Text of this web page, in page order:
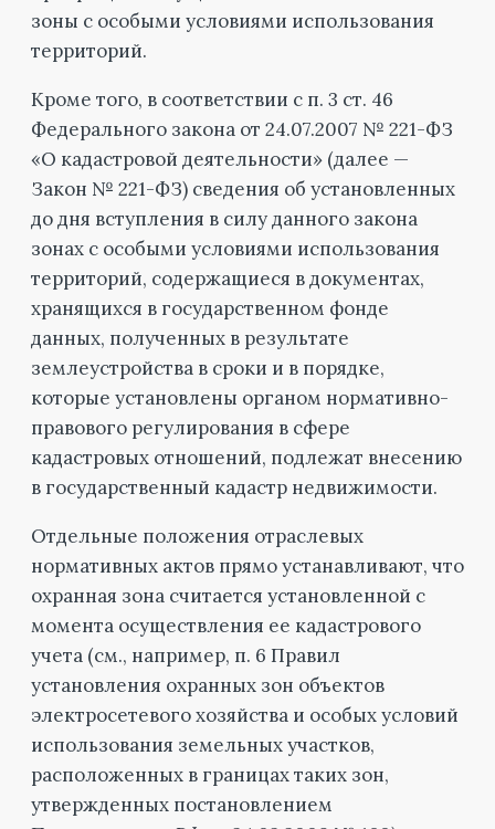
зоны с особыми условиями использования
территорий.
Кроме того, в соответствии с п. 3 ст. 46
Федерального закона от 24.07.2007 № 221-ФЗ
«О кадастровой деятельности» (далее —
Закон № 221-ФЗ) сведения об установленных
до дня вступления в силу данного закона
зонах с особыми условиями использования
территорий, содержащиеся в документах,
хранящихся в государственном фонде
данных, полученных в результате
землеустройства в сроки и в порядке,
которые установлены органом нормативно-
правового регулирования в сфере
кадастровых отношений, подлежат внесению
в государственный кадастр недвижимости.
Отдельные положения отраслевых
нормативных актов прямо устанавливают, что
охранная зона считается установленной с
момента осуществления ее кадастрового
учета (см., например, п. 6 Правил
установления охранных зон объектов
электросетевого хозяйства и особых условий
использования земельных участков,
расположенных в границах таких зон,
утвержденных постановлением